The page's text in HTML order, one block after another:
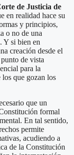
de Justicia de
en realidad hace su
y principios,
o no de una
Y si bien en
creación desde el
de vista
para la
que gozan los
que un
formal
En tal sentido,
permite
acudiendo a
de la Constitución